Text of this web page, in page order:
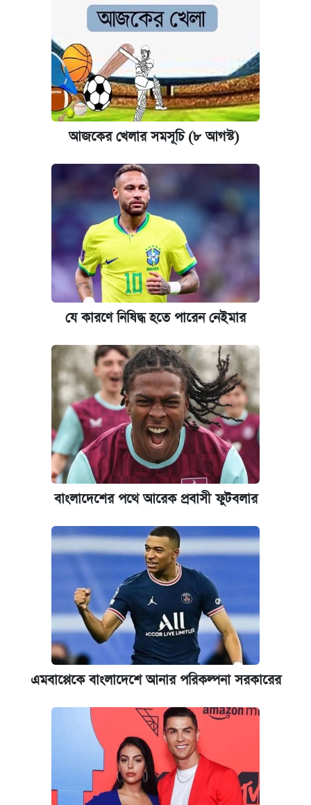
আজকের খেলার সমসূচি (৮ আগস্ট)
যে কারণে নিষিদ্ধ হতে পারেন নেইমার
বাংলাদেশের পথে আরেক প্রবাসী ফুটবলার
এমবাপ্পেকে বাংলাদেশে আনার পরিকল্পনা সরকারের